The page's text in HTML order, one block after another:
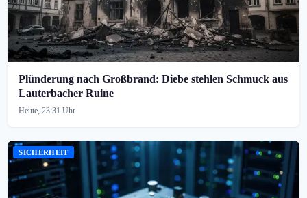
Plünderung nach Großbrand: Diebe stehlen Schmuck aus
Lauterbacher Ruine
Heute, 23:31 Uhr
SICHERHEIT